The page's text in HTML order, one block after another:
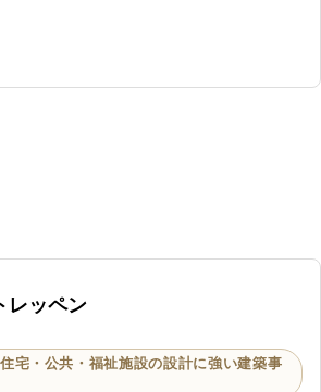
レッペン
宅・公共・福祉施設の設計に強い建築事